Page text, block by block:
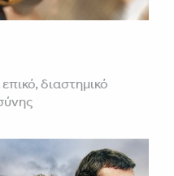
διαστημικό